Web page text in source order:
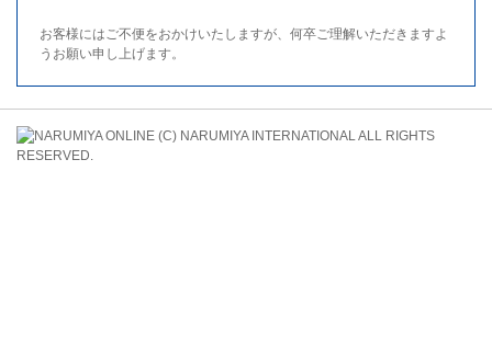
お客様にはご不便をおかけいたしますが、何卒ご理解いただきますよ
うお願い申し上げます。